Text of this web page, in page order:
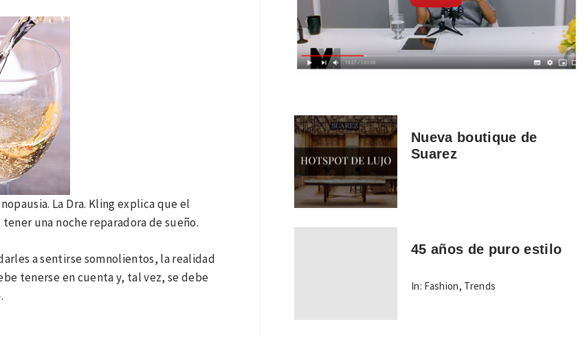
La Dra. Kling explica que el
una noche reparadora de sueño.
a sentirse somnolientos, la realidad
tenerse en cuenta y, tal vez, se debe
Nueva boutique de
Suarez
45 años de puro estilo
In: Fashion, Trends